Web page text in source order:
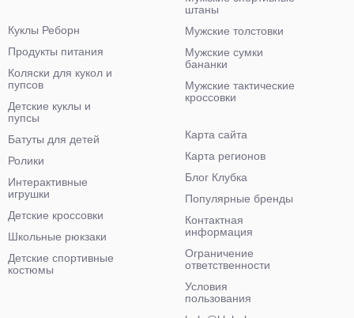
штаны
Мужские толстовки
Мужские сумки
бананки
Мужские тактические
кроссовки
Куклы Реборн
Продукты питания
Коляски для кукол и
пупсов
Детские куклы и
пупсы
Батуты для детей
Ролики
Интерактивные
игрушки
Детские кроссовки
Школьные рюкзаки
Детские спортивные
костюмы
Карта сайта
Карта регионов
Блог Клубка
Популярные бренды
Контактная
информация
Ограничение
ответственности
Условия
пользования